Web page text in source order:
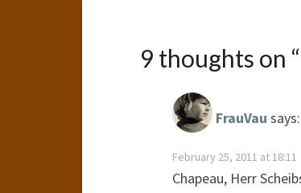
9 thoughts on “
FrauVau says:
February 25, 2011 at 18:11
Chapeau, Herr